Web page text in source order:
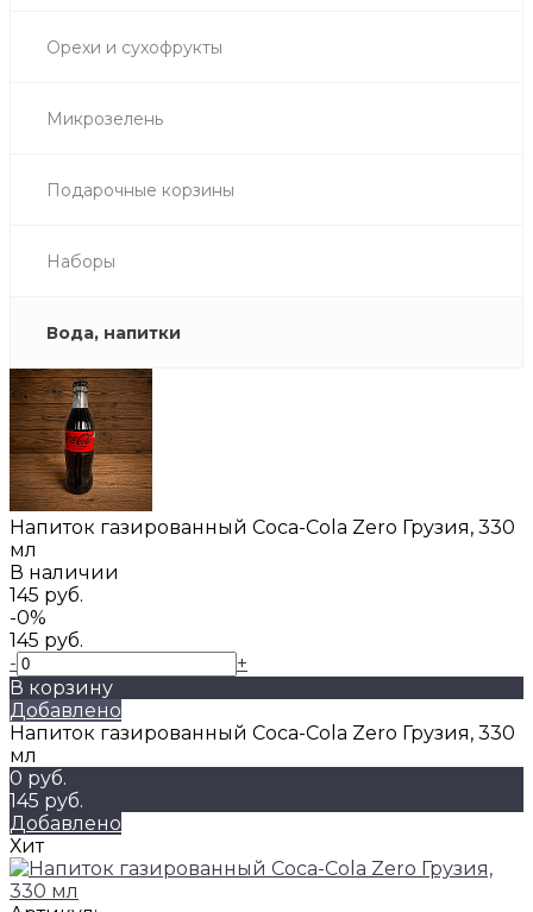
Орехи и сухофрукты
Микрозелень
Подарочные корзины
Наборы
Вода, напитки
Напиток газированный Coca-Cola Zero Грузия, 330
мл
В наличии
145 руб.
-0%
145 руб.
-
+
В корзину
Добавлено
Напиток газированный Coca-Cola Zero Грузия, 330
мл
0 руб.
145 руб.
Добавлено
Хит